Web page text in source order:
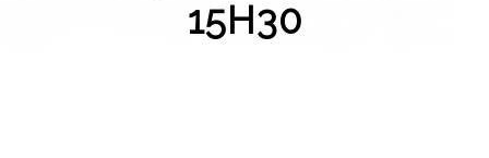
15H30